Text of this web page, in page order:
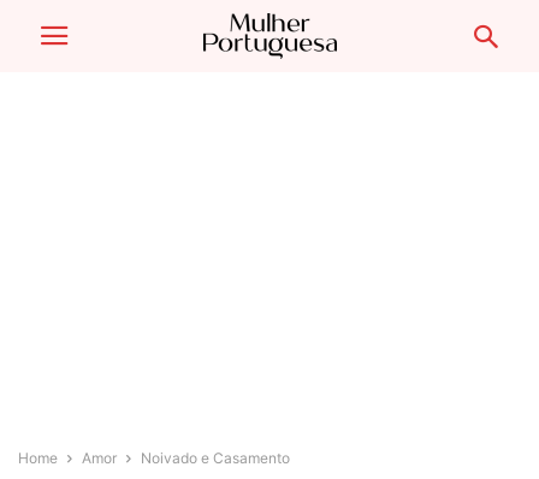
Home Amor Noivado e Casamento